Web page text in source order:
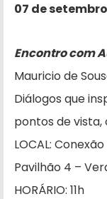
07 de
Encontro com
Mauricio de
Diálogos que
pontos de vista,
LOCAL:
Pavilhão 4 –
HORÁRIO: 11h